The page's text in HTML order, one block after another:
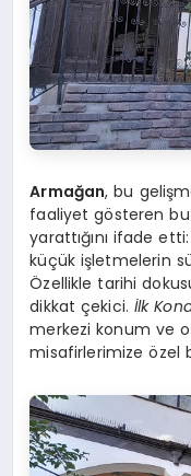
Armağan, bu
faaliyet gösteren
yarattığını ifade
küçük işletmelerin
Özellikle tarihi
dikkat çekici. İlk
merkezi konum ve
misafirlerimize özel